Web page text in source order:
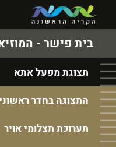
בית פישר -
תצוגת מפעל אתא
התצוגה בחדר
תערוכת תצלומי אויר